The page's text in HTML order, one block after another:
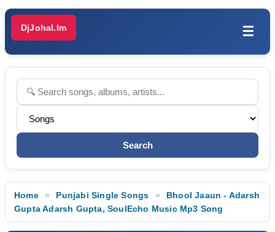
DjJohal.Im ☰
Home Punjabi Single Songs
Bhool Jaaun - Adarsh
Gupta Adarsh Gupta, SoulEcho Music Mp3 Song